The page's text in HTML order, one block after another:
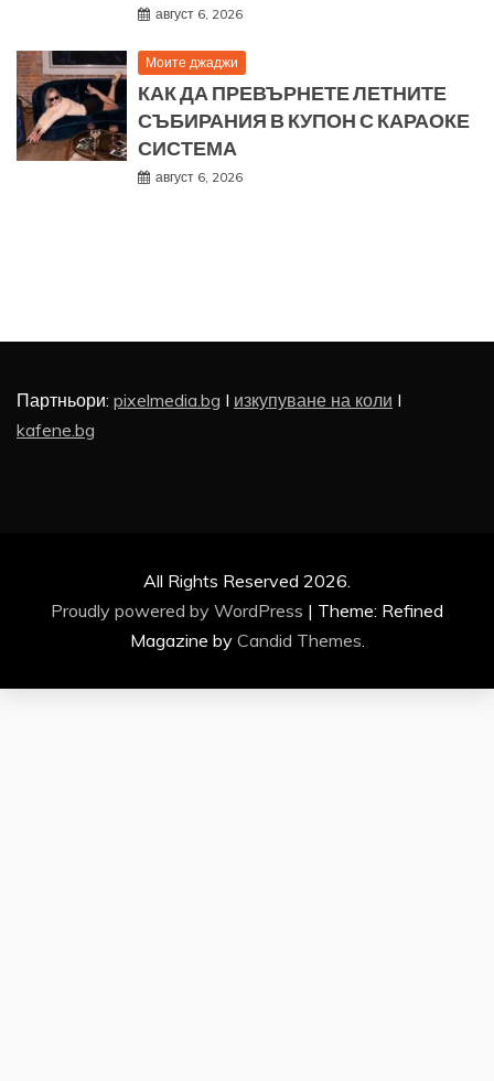
август 6, 2026
Моите джаджи
КАК ДА ПРЕВЪРНЕТЕ ЛЕТНИТЕ
СЪБИРАНИЯ В КУПОН С КАРАОКЕ
СИСТЕМА
август 6, 2026
Партньори: pixelmedia.bg I изкупуване на коли I
kafene.bg
All Rights Reserved 2026.
Proudly powered by WordPress | Theme: Refined
Magazine by Candid Themes.